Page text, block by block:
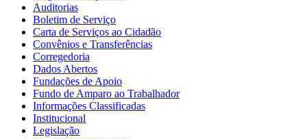
Auditorias
Boletim de Serviço
Carta de Serviços ao Cidadão
Convênios e Transferências
Corregedoria
Dados Abertos
Fundações de Apoio
Fundo de Amparo ao Trabalhador
Informações Classificadas
Institucional
Legislação